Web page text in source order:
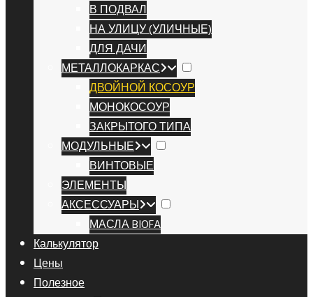
В ПОДВАЛ
НА УЛИЦУ (УЛИЧНЫЕ)
ДЛЯ ДАЧИ
МЕТАЛЛОКАРКАС
ДВОЙНОЙ КОСОУР
МОНОКОСОУР
ЗАКРЫТОГО ТИПА
МОДУЛЬНЫЕ
ВИНТОВЫЕ
ЭЛЕМЕНТЫ
АКСЕССУАРЫ
МАСЛА BIOFA
Калькулятор
Цены
Полезное